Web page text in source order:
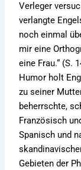
Verleger
verlangte
noch einmal
mir eine
eine Frau.“ (S.
Humor holt
zu seiner
beherrschte,
Französisch
Spanisch und
Gebieten der